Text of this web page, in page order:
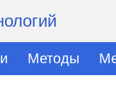
Методы